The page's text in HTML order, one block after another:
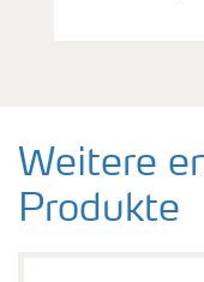
Weitere
Produkte